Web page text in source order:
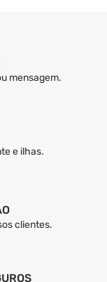
mensagem.
e ilhas.
clientes.